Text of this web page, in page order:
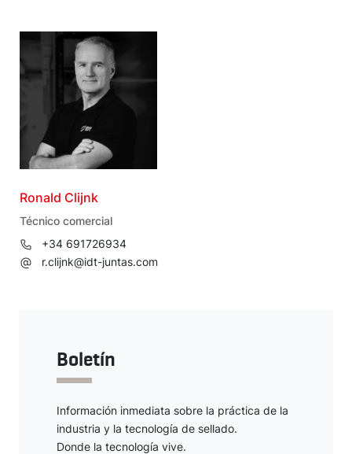
Ronald Clijnk
Técnico comercial
+34 691726934
r.clijnk@idt-juntas.com
Boletín
Información inmediata sobre la práctica de la
industria y la tecnología de sellado.
Donde la tecnología vive.